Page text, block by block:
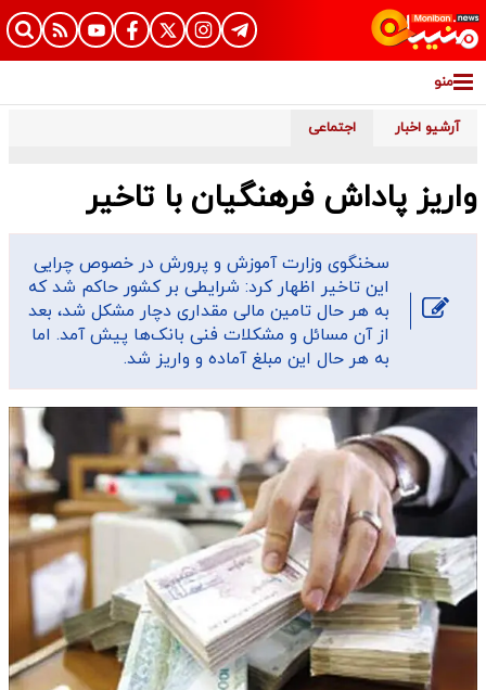
منو
آرشیو اخبار اجتماعی
واریز پاداش فرهنگیان با تاخیر
سخنگوی وزارت آموزش و پرورش در خصوص چرایی
این تاخیر اظهار کرد: شرایطی بر کشور حاکم شد که
به هر حال تامین مالی مقداری دچار مشکل شد، بعد
از آن مسائل و مشکلات فنی بانک‌ها پیش آمد. اما
به هر حال این مبلغ آماده و واریز شد.